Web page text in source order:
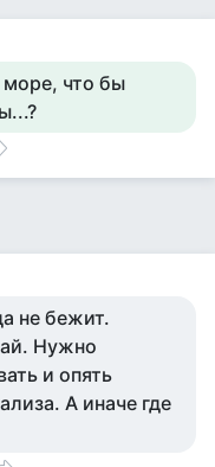
что бы
не бежит.
Нужно
и опять
А иначе где